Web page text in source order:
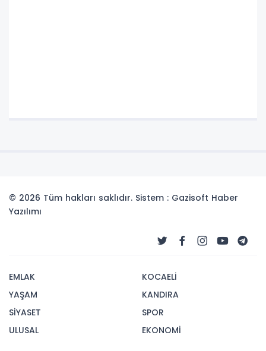
© 2026 Tüm hakları saklıdır. Sistem : Gazisoft Haber
Yazılımı
EMLAK
YAŞAM
SİYASET
ULUSAL
KOCAELİ
KANDIRA
SPOR
EKONOMİ